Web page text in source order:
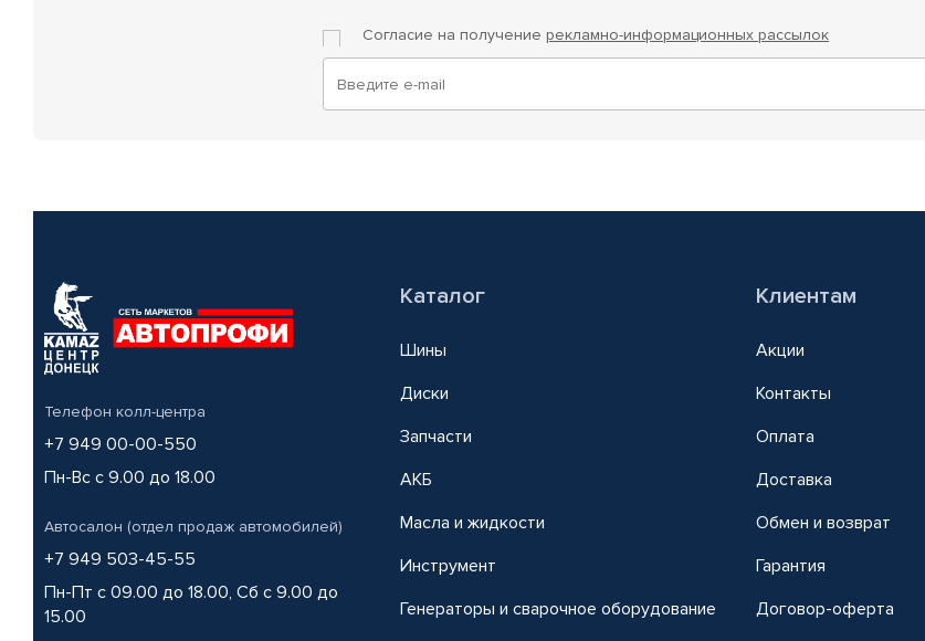
Согласие на получение рекламно-информационных рассылок
Телефон колл-центра
+7 949 00-00-550
Пн-Вс с 9.00 до 18.00
Автосалон (отдел продаж автомобилей)
+7 949 503-45-55
Пн-Пт с 09.00 до 18.00, Сб с 9.00 до
15.00
Каталог
Шины
Диски
Запчасти
АКБ
Масла и жидкости
Инструмент
Генераторы и сварочное оборудование
Клиентам
Акции
Контакты
Оплата
Доставка
Обмен и возврат
Гарантия
Договор-оферта